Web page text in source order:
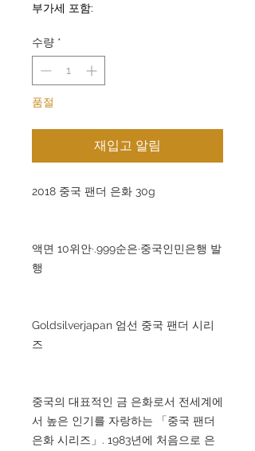
부가세 포함:
수량 *
품절
재입고 알림
2018 중국 팬더 은화 30g
액면 10위안·.999순은·중국인민은행 발
행
Goldsilverjapan 엄선 중국 팬더 시리
즈
중국의 대표적인 금 은화로서 전세계에
서 높은 인기를 자랑하는 「중국 팬더
은화 시리즈」. 1983년에 처음으로 은